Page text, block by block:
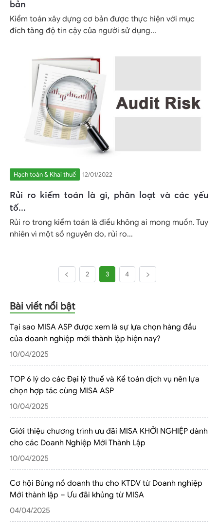
bản
Kiểm toán xây dựng cơ bản được thực hiện với mục
đích tăng độ tin cậy của người sử dụng...
Hạch toán & Khai thuế 12/01/2022
Rủi ro kiểm toán là gì, phân loạt và các yếu
tố...
Rủi ro trong kiểm toán là điều không ai mong muốn. Tuy
nhiên vì một số nguyên do, rủi ro...
2 3 4
Bài viết nổi bật
Tại sao MISA ASP được xem là sự lựa chọn hàng đầu
của doanh nghiệp mới thành lập hiện nay?
10/04/2025
TOP 6 lý do các Đại lý thuế và Kế toán dịch vụ nên lựa
chọn hợp tác cùng MISA ASP
10/04/2025
Giới thiệu chương trình ưu đãi MISA KHỞI NGHIỆP dành
cho các Doanh Nghiệp Mới Thành Lập
10/04/2025
Cơ hội Bùng nổ doanh thu cho KTDV từ Doanh nghiệp
Mới thành lập – Ưu đãi khủng từ MISA
04/04/2025